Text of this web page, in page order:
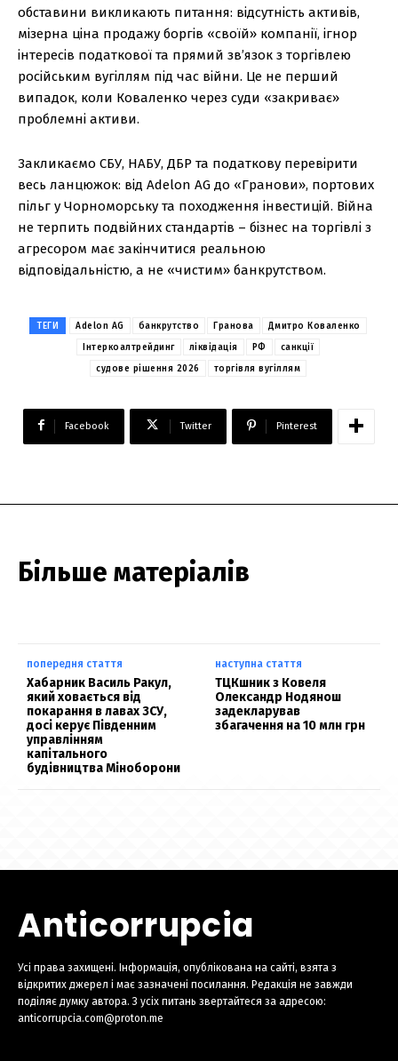
обставини викликають питання: відсутність активів,
мізерна ціна продажу боргів «своїй» компанії, ігнор
інтересів податкової та прямий зв’язок з торгівлею
російським вугіллям під час війни. Це не перший
випадок, коли Коваленко через суди «закриває»
проблемні активи.
Закликаємо СБУ, НАБУ, ДБР та податкову перевірити
весь ланцюжок: від Adelon AG до «Гранови», портових
пільг у Чорноморську та походження інвестицій. Війна
не терпить подвійних стандартів – бізнес на торгівлі з
агресором має закінчитися реальною
відповідальністю, а не «чистим» банкрутством.
ТЕГИ Adelon AG банкрутство Гранова
Дмитро Коваленко
Інтеркоалтрейдинг
ліквідація РФ
санкції
судове рішення 2026
торгівля вугіллям
Facebook Twitter Pinterest
Більше матеріалів
попередня стаття
Хабарник Василь Ракул,
який ховається від
покарання в лавах ЗСУ,
досі керує Південним
управлінням
капітального
будівництва Міноборони
наступна стаття
ТЦКшник з Ковеля
Олександр Нодянош
задекларував
збагачення на 10 млн грн
Anticorrupcia
Усі права захищені. Інформація, опублікована на сайті, взята з
відкритих джерел і має зазначені посилання. Редакція не завжди
поділяє думку автора. З усіх питань звертайтеся за адресою:
anticorrupcia.com@proton.me